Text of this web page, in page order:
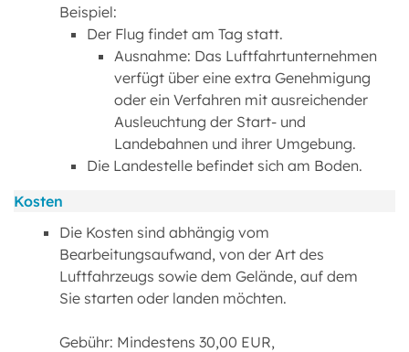
Beispiel:
Der Flug findet am Tag statt.
Ausnahme: Das Luftfahrtunternehmen
verfügt über eine extra Genehmigung
oder ein Verfahren mit ausreichender
Ausleuchtung der Start- und
Landebahnen und ihrer Umgebung.
Die Landestelle befindet sich am Boden.
Kosten
Die Kosten sind abhängig vom
Bearbeitungsaufwand, von der Art des
Luftfahrzeugs sowie dem Gelände, auf dem
Sie starten oder landen möchten.
Gebühr: Mindestens 30,00 EUR,